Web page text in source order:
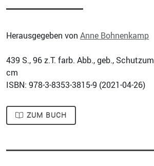
Herausgegeben von Anne Bohnenkamp
439 S., 96 z.T. farb. Abb., geb.,
cm
ISBN: 978-3-8353-3815-9 (2021-04-26)
ZUM BUCH